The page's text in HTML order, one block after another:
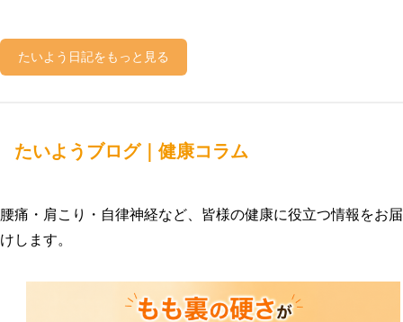
たいよう日記をもっと見る
たいようブログ｜健康コラム
腰痛・肩こり・自律神経など、皆様の健康に役立つ情報をお届
けします。